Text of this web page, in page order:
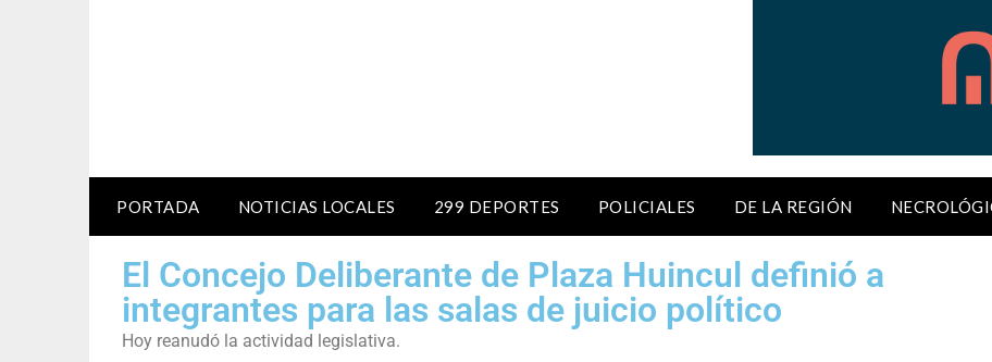
PORTADA NOTICIAS LOCALES 299 DEPORTES POLICIALES DE LA REGIÓN
El Concejo Deliberante de Plaza Huincul definió a
integrantes para las salas de juicio político
Hoy reanudó la actividad legislativa.